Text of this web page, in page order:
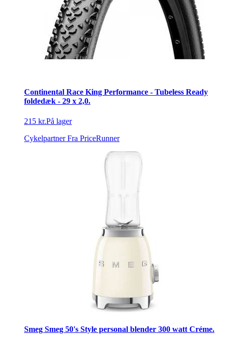
Continental Race King Performance - Tubeless Ready
foldedæk - 29 x 2,0.
215 kr.På lager
Cykelpartner Fra PriceRunner
Smeg Smeg 50's Style personal blender 300 watt Créme.